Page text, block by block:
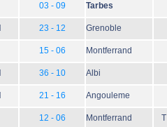
03 - 09 Tarbes
23 - 12 Grenoble
15 - 06 Montferrand
36 - 10 Albi
21 - 16 Angouleme
12 - 06 Montferrand T